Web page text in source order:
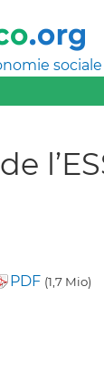
PDF (1,7 Mio)